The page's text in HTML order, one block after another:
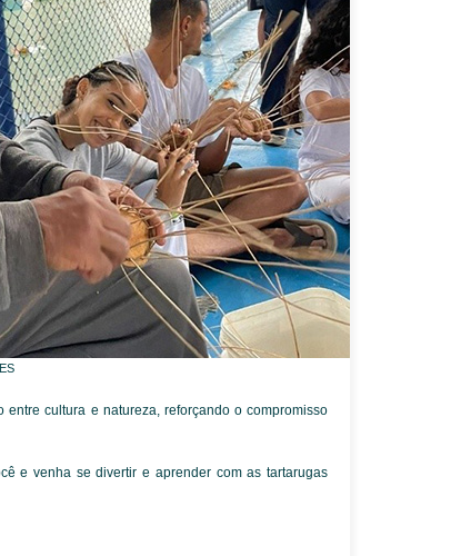
cultura e natureza, reforçando o compromisso
e venha se divertir e aprender com as tartarugas